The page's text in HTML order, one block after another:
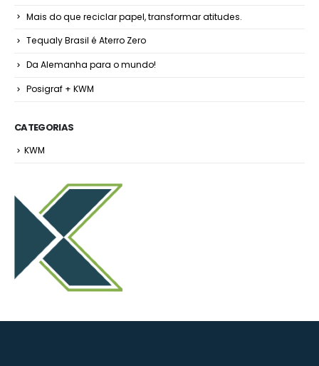
Mais do que reciclar papel, transformar atitudes.
Tequaly Brasil é Aterro Zero
Da Alemanha para o mundo!
Posigraf + KWM
CATEGORIAS
KWM